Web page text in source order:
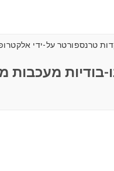
בודיות מעכבות